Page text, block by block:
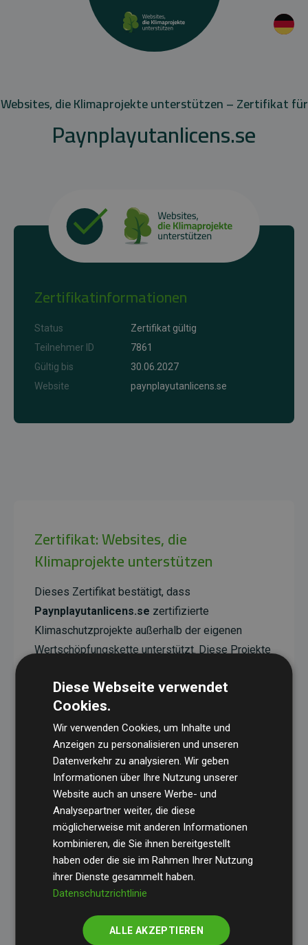
Websites, die Klimaprojekte unterstützen – Zertifikat für
Paynplayutanlicens.se
Zertifikatinformationen
Status
Zertifikat gültig
Teilnehmer ID
7861
Gültig bis
30.06.2027
Website
paynplayutanlicens.se
Zertifikat: Websites, die
Klimaprojekte unterstützen
Dieses Zertifikat bestätigt, dass
Paynplayutanlicens.se zertifizierte
Klimaschutzprojekte außerhalb der eigenen
Wertschöpfungskette unterstützt. Diese Projekte
Wirkung, die im Durchschnitt dem Doppelten der
geschätzten Emissionen der Website entspricht.
Alle unterstützten Projekte werden durch
Standardverifiziert und erfüllen höchste
Anforderungen an Qualität, tatsächliche
Klimawirkung und Transparenz. Weitere
Informationen zu den einzelnen Projekten finden
Sie hier.
Initiative Websites, die Klimaprojekte unterstützen
Diese Webseite verwendet
Cookies.
Wir verwenden Cookies, um Inhalte und
Anzeigen zu personalisieren und unseren
Datenverkehr zu analysieren. Wir geben
Informationen über Ihre Nutzung unserer
Website auch an unsere Werbe- und
Analysepartner weiter, die diese
möglicherweise mit anderen Informationen
kombinieren, die Sie ihnen bereitgestellt
haben oder die sie im Rahmen Ihrer Nutzung
ihrer Dienste gesammelt haben.
Datenschutzrichtlinie
ALLE AKZEPTIEREN